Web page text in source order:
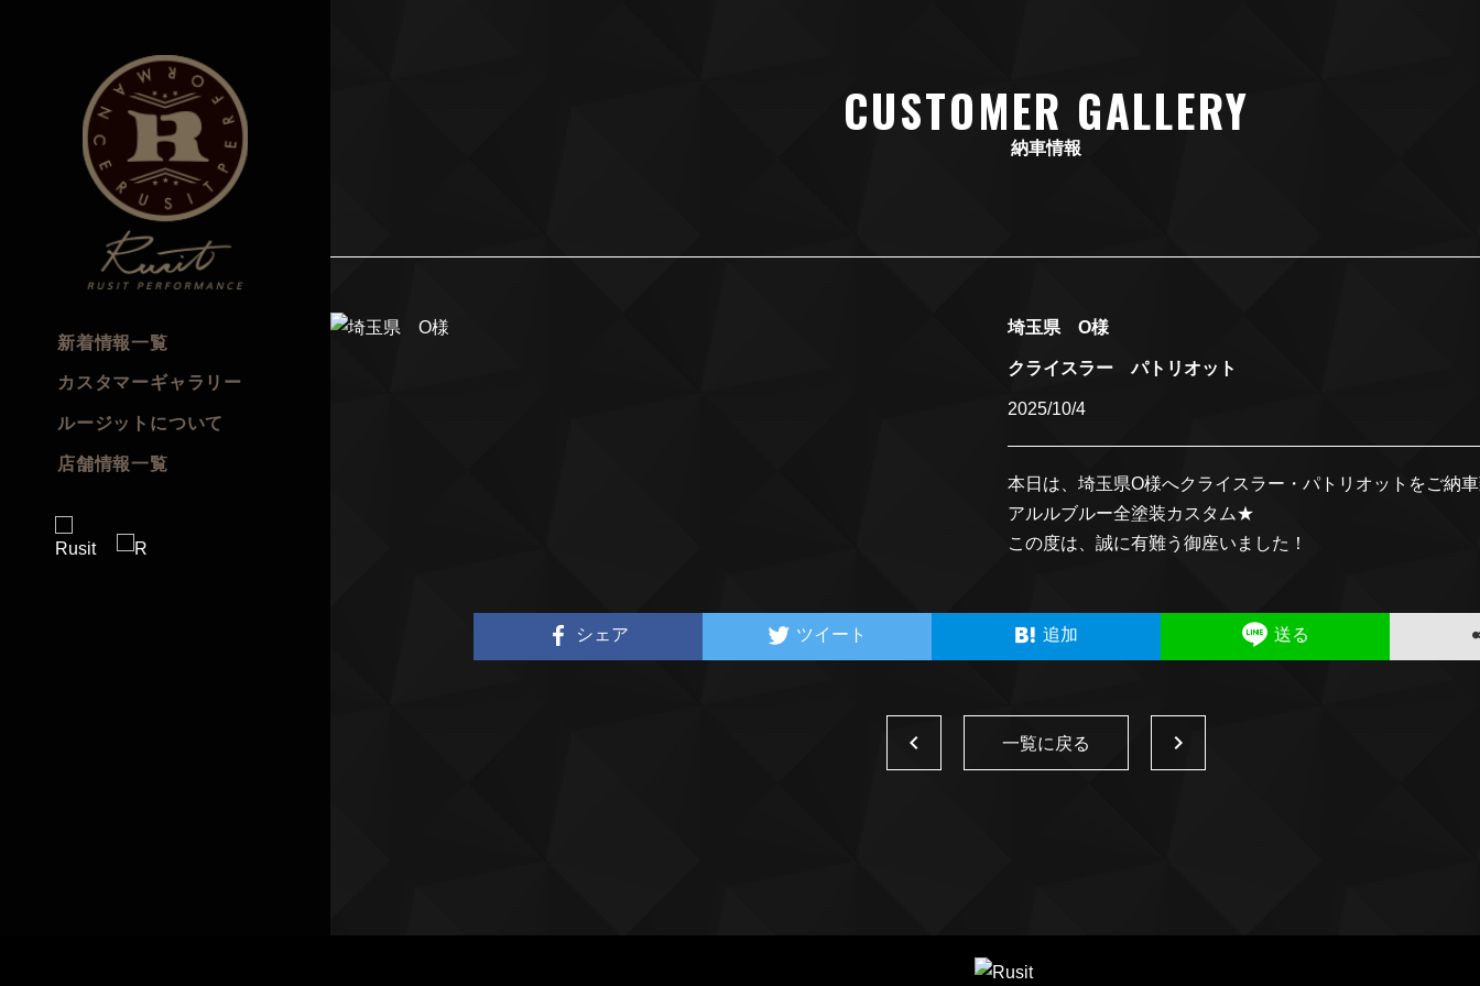
新着情報一覧
カスタマーギャラリー
ルージットについて
店舗情報一覧
CUSTOMER GALLERY
納車情報
埼玉県 O様
クライスラー パトリオット
2025/10/4
本日は、埼玉県O様へクライスラー・パトリオットをご納
アルルブルー全塗装カスタム★
この度は、誠に有難う御座いました！
シェア ツイート 追加 送る
一覧に戻る